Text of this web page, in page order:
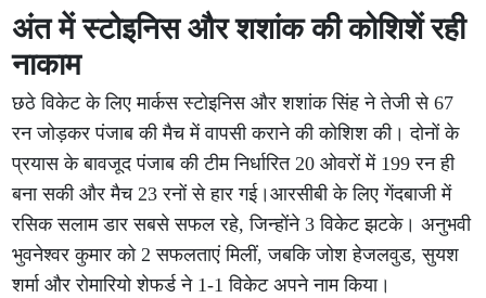
अंत में स्टोइनिस और शशांक की कोशिशें रही
नाकाम
छठे विकेट के लिए मार्कस स्टोइनिस और शशांक सिंह ने तेजी से 67
रन जोड़कर पंजाब की मैच में वापसी कराने की कोशिश की। दोनों के
प्रयास के बावजूद पंजाब की टीम निर्धारित 20 ओवरों में 199 रन ही
बना सकी और मैच 23 रनों से हार गई।आरसीबी के लिए गेंदबाजी में
रसिक सलाम डार सबसे सफल रहे, जिन्होंने 3 विकेट झटके। अनुभवी
भुवनेश्वर कुमार को 2 सफलताएं मिलीं, जबकि जोश हेजलवुड, सुयश
शर्मा और रोमारियो शेफर्ड ने 1-1 विकेट अपने नाम किया।